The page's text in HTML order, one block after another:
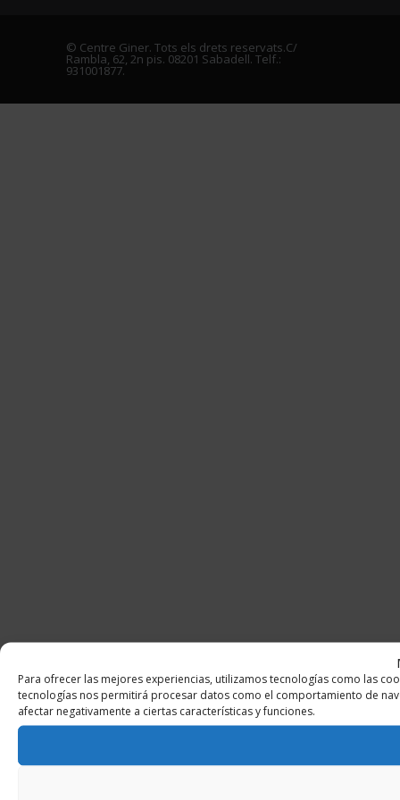
Para ofrecer las mejores experiencias, utilizamos tecnologías como las
tecnologías nos permitirá procesar datos como el comportamiento de
afectar negativamente a ciertas características y funciones.
© Centre Giner. Tots els drets reservats.C/
Rambla, 62, 2n pis. 08201 Sabadell. Telf.:
931001877.